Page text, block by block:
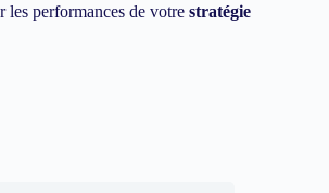
les performances de votre stratégie